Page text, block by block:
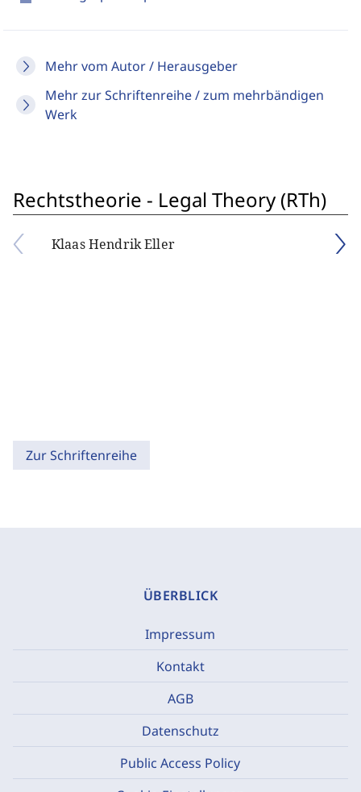
Mehr vom Autor / Herausgeber
Mehr zur Schriftenreihe / zum mehrbändigen
Werk
Rechtstheorie - Legal Theory (RTh)
Klaas Hendrik Eller
Zur Schriftenreihe
ÜBERBLICK
Impressum
Kontakt
AGB
Datenschutz
Public Access Policy